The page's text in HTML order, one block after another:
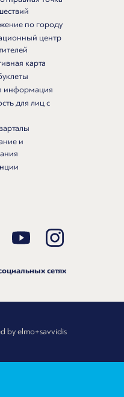
по городу
центр
карта
информация
для лиц с
и
сетях
by elmo+savvidis